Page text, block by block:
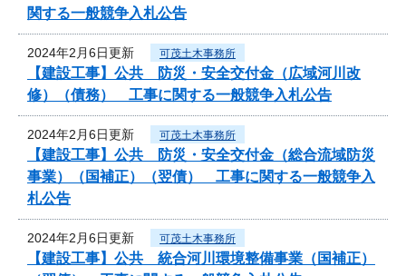
関する一般競争入札公告
2024年2月6日更新 可茂土木事務所
【建設工事】公共 防災・安全交付金（広域河川改
修）（債務） 工事に関する一般競争入札公告
2024年2月6日更新 可茂土木事務所
【建設工事】公共 防災・安全交付金（総合流域防災
事業）（国補正）（翌債） 工事に関する一般競争入
札公告
2024年2月6日更新 可茂土木事務所
【建設工事】公共 統合河川環境整備事業（国補正）